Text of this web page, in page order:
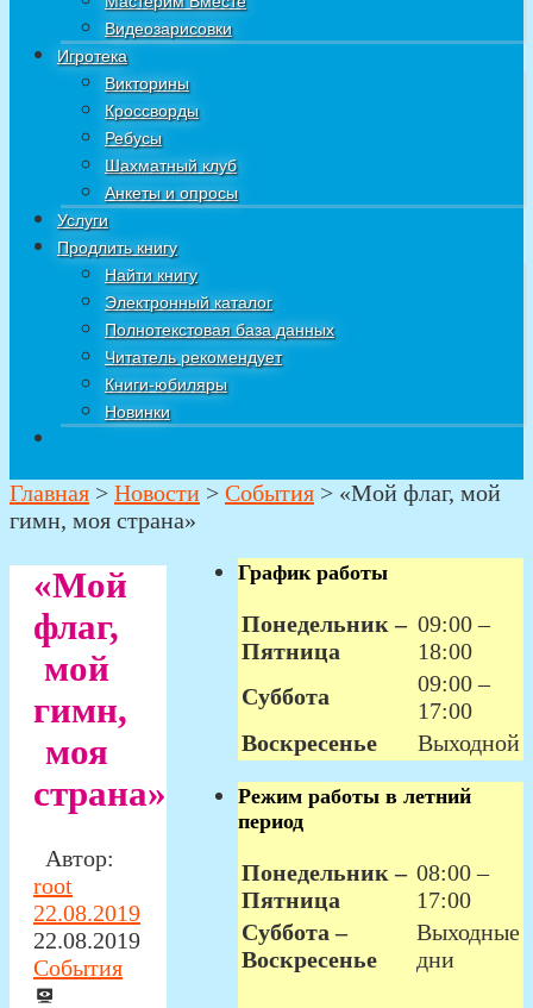
Видеозарисовки
Игротека
Викторины
Кроссворды
Ребусы
Шахматный клуб
Анкеты и опросы
Услуги
Продлить книгу
Найти книгу
Электронный каталог
Полнотекстовая база данных
Читатель рекомендует
Книги-юбиляры
Новинки
Главная > Новости > События > «Мой флаг, мой
гимн, моя страна»
«Мой
флаг,
мой
гимн,
моя
страна»
Автор:
root
22.08.2019
22.08.2019
События
График работы
Понедельник –
Пятница
09:00 –
18:00
Суббота
09:00 –
17:00
Воскресенье
Выходной
Режим работы в летний
период
Понедельник –
Пятница
08:00 –
17:00
Суббота –
Воскресенье
Выходные
дни